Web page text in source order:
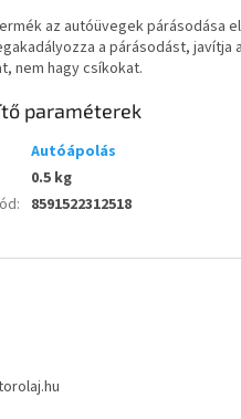
az autóüvegek párásodása
a párásodást, javítja
nem hagy csíkokat.
paraméterek
Autóápolás
0.5 kg
: 8591522312518